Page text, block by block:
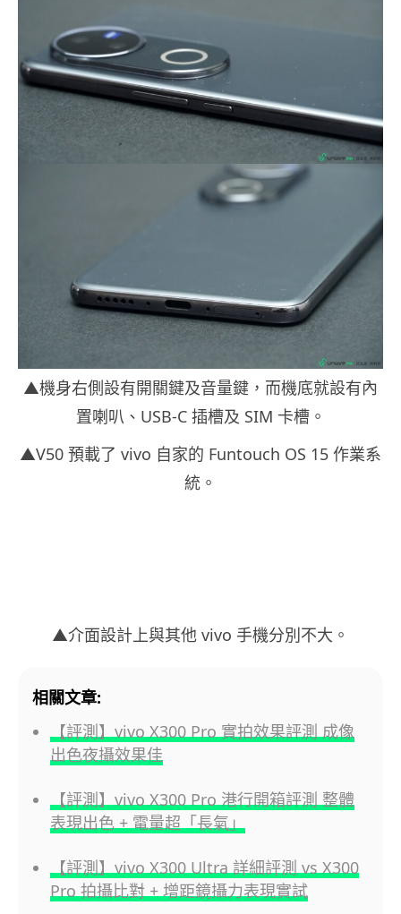
▲機身右側設有開關鍵及音量鍵，而機底就設有內
置喇叭、USB-C 插槽及 SIM 卡槽。
▲V50 預載了 vivo 自家的 Funtouch OS 15 作業系
統。
▲介面設計上與其他 vivo 手機分別不大。
相關文章:
【評測】vivo X300 Pro 實拍效果評測 成像
出色夜攝效果佳
【評測】vivo X300 Pro 港行開箱評測 整體
表現出色 + 電量超「長氣」
【評測】vivo X300 Ultra 詳細評測 vs X300
Pro 拍攝比對 + 增距鏡攝力表現實試